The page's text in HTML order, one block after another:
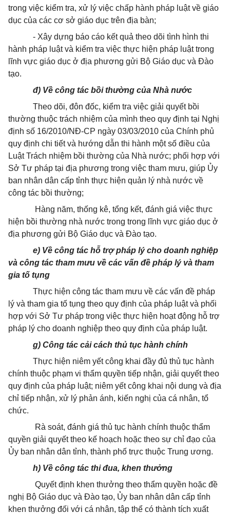
trong việc kiểm tra, xử lý việc chấp hành pháp luật về giáo
dục của các cơ sở giáo dục trên địa bàn;
- Xây dựng báo cáo kết quả theo dõi tình hình thi
hành pháp luật và kiểm tra việc thực hiện pháp luật trong
lĩnh vực giáo dục ở địa phương gửi Bộ Giáo dục và Đào
tạo.
đ) Về công tác bồi thường của Nhà nước
Theo dõi, đôn đốc, kiểm tra việc giải quyết bồi
thường thuộc trách nhiệm của mình theo quy định tại Nghị
định số 16/2010/NĐ-CP ngày 03/03/2010 của Chính phủ
quy định chi tiết và hướng dẫn thi hành một số điều của
Luật Trách nhiệm bồi thường của Nhà nước; phối hợp với
Sở Tư pháp tại địa phương trong việc tham mưu, giúp Ủy
ban nhân dân cấp tỉnh thực hiện quản lý nhà nước về
công tác bồi thường;
Hàng năm, thống kê, tổng kết, đánh giá việc thực
hiện bồi thường nhà nước trong trong lĩnh vực giáo dục ở
địa phương gửi Bộ Giáo dục và Đào tạo.
e) Về công tác hỗ trợ pháp lý cho doanh nghiệp
và công tác tham mưu về các vấn đề pháp lý và tham
gia tố tụng
Thực hiện công tác tham mưu về các vấn đề pháp
lý và tham gia tố tụng theo quy định của pháp luật và phối
hợp với Sở Tư pháp trong việc thực hiện hoạt động hỗ trợ
pháp lý cho doanh nghiệp theo quy định của pháp luật.
g) Công tác cải cách thủ tục hành chính
Thực hiện niêm yết công khai đầy đủ thủ tục hành
chính thuộc phạm vi thẩm quyền tiếp nhận, giải quyết theo
quy định của pháp luật; niêm yết công khai nội dung và địa
chỉ tiếp nhận, xử lý phản ánh, kiến nghị của cá nhân, tổ
chức.
Rà soát, đánh giá thủ tục hành chính thuộc thẩm
quyền giải quyết theo kế hoạch hoặc theo sự chỉ đạo của
Ủy ban nhân dân tỉnh, thành phố trực thuộc Trung ương.
h) Về công tác thi đua, khen thưởng
Quyết định khen thưởng theo thẩm quyền hoặc đề
nghị Bộ Giáo dục và Đào tạo, Ủy ban nhân dân cấp tỉnh
khen thưởng đối với cá nhân, tập thể có thành tích xuất